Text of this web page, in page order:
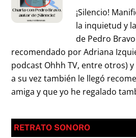
¡Silencio!
la inquietud y
de Pedro
recomendado por Adriana
podcast Ohhh TV, entre otros)
a su vez también le llegó
amiga y que yo he regalado
RETRATO SONORO